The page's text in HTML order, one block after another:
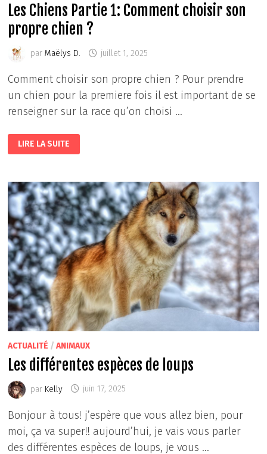
Les Chiens Partie 1: Comment choisir son
propre chien ?
parMaëlys D. juillet 1, 2025
Comment choisir son propre chien ? Pour prendre
un chien pour la premiere fois il est important de se
renseigner sur la race qu’on choisi …
LES
CHIENS
PARTIE
CHOISIR
SON
PROPRE
CHIEN
?
LIRE LA SUITE
ACTUALITÉ /ANIMAUX
Les différentes espèces de loups
par Kelly juin 17, 2025
Bonjour à tous! j’espère que vous allez bien, pour
moi, ça va super!! aujourd’hui, je vais vous parler
des différentes espèces de loups, je vous …